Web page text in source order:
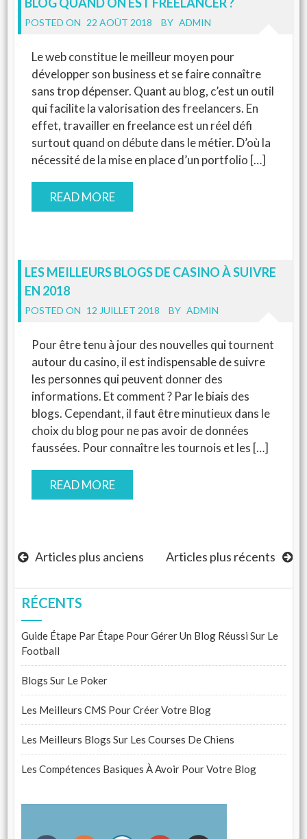
POSTED ON 22 AOÛT 2018 BY ADMIN
Le web constitue le meilleur moyen pour
développer son business et se faire connaître
sans trop dépenser. Quant au blog, c’est un outil
qui facilite la valorisation des freelancers. En
effet, travailler en freelance est un réel défi
surtout quand on débute dans le métier. D’où la
nécessité de la mise en place d’un portfolio […]
READ MORE
LES MEILLEURS BLOGS DE CASINO À SUIVRE
EN 2018
POSTED ON 12 JUILLET 2018 BY ADMIN
Pour être tenu à jour des nouvelles qui tournent
autour du casino, il est indispensable de suivre
les personnes qui peuvent donner des
informations. Et comment ? Par le biais des
blogs. Cependant, il faut être minutieux dans le
choix du blog pour ne pas avoir de données
faussées. Pour connaître les tournois et les […]
READ MORE
Navigation
articles
Articles plus anciens Articles plus récents
RÉCENTS
Guide Étape Par Étape Pour Gérer Un Blog Réussi Sur Le
Football
Blogs Sur Le Poker
Les Meilleurs CMS Pour Créer Votre Blog
Les Meilleurs Blogs Sur Les Courses De Chiens
Les Compétences Basiques À Avoir Pour Votre Blog